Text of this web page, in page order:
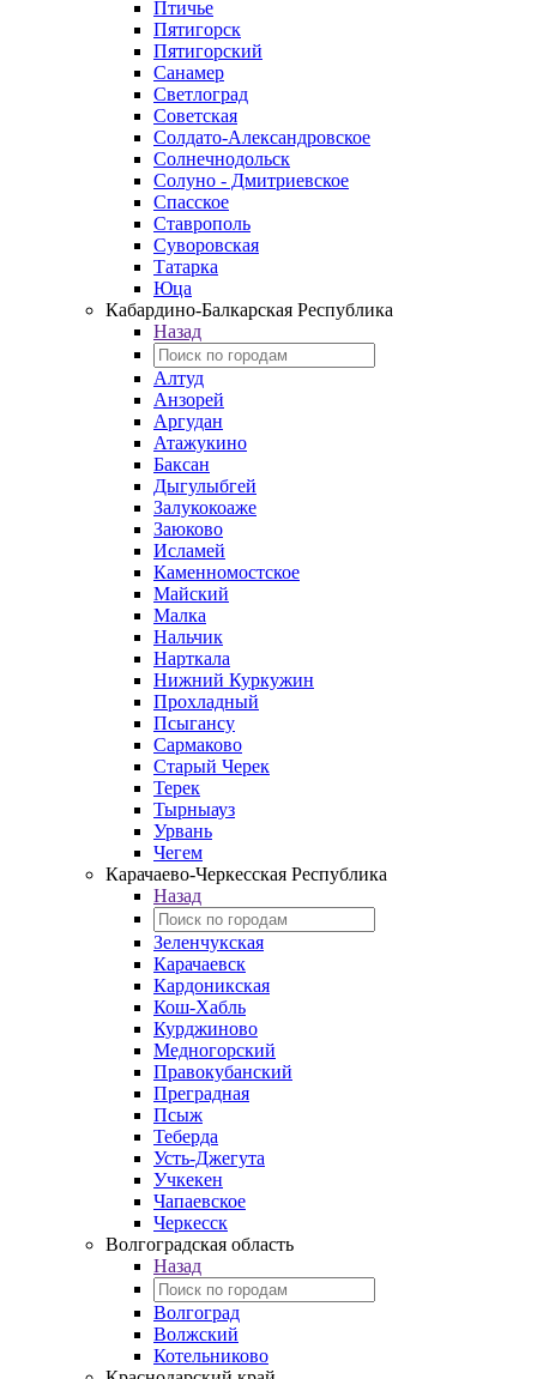
Птичье
Пятигорск
Пятигорский
Санамер
Светлоград
Советская
Солдато-Александровское
Солнечнодольск
Солуно - Дмитриевское
Спасское
Ставрополь
Суворовская
Татарка
Юца
Кабардино‑Балкарская Республика
Назад
Алтуд
Анзорей
Аргудан
Атажукино
Баксан
Дыгулыбгей
Залукокоаже
Заюково
Исламей
Каменномостское
Майский
Малка
Нальчик
Нарткала
Нижний Куркужин
Прохладный
Псыгансу
Сармаково
Старый Черек
Терек
Тырныауз
Урвань
Чегем
Карачаево-Черкесская Республика
Назад
Зеленчукская
Карачаевск
Кардоникская
Кош-Хабль
Курджиново
Медногорский
Правокубанский
Преградная
Псыж
Теберда
Усть-Джегута
Учкекен
Чапаевское
Черкесск
Волгоградская область
Назад
Волгоград
Волжский
Котельниково